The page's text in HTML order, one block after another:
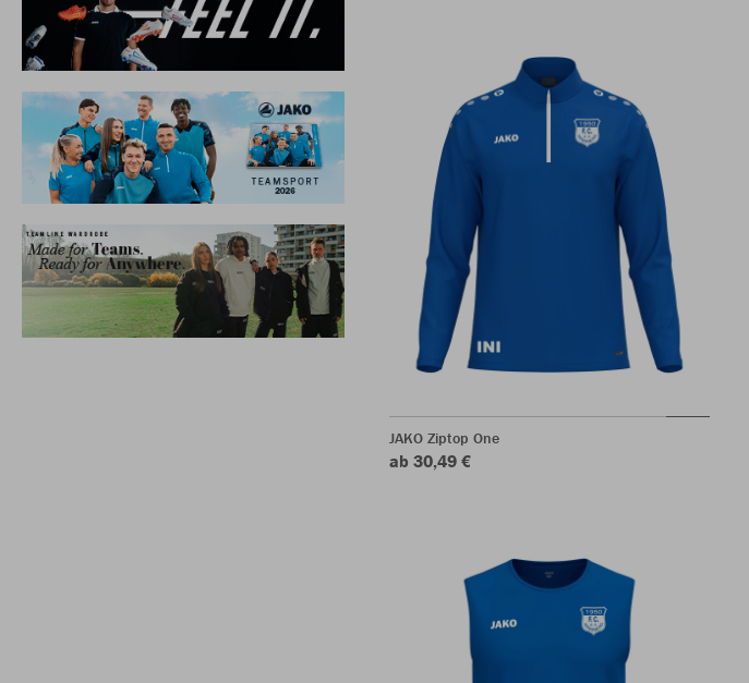
JAKO Ziptop One
ab 30,49 €